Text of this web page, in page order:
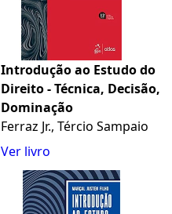
Introdução ao Estudo do
Direito - Técnica, Decisão,
Dominação
Ferraz Jr., Tércio Sampaio
Ver livro